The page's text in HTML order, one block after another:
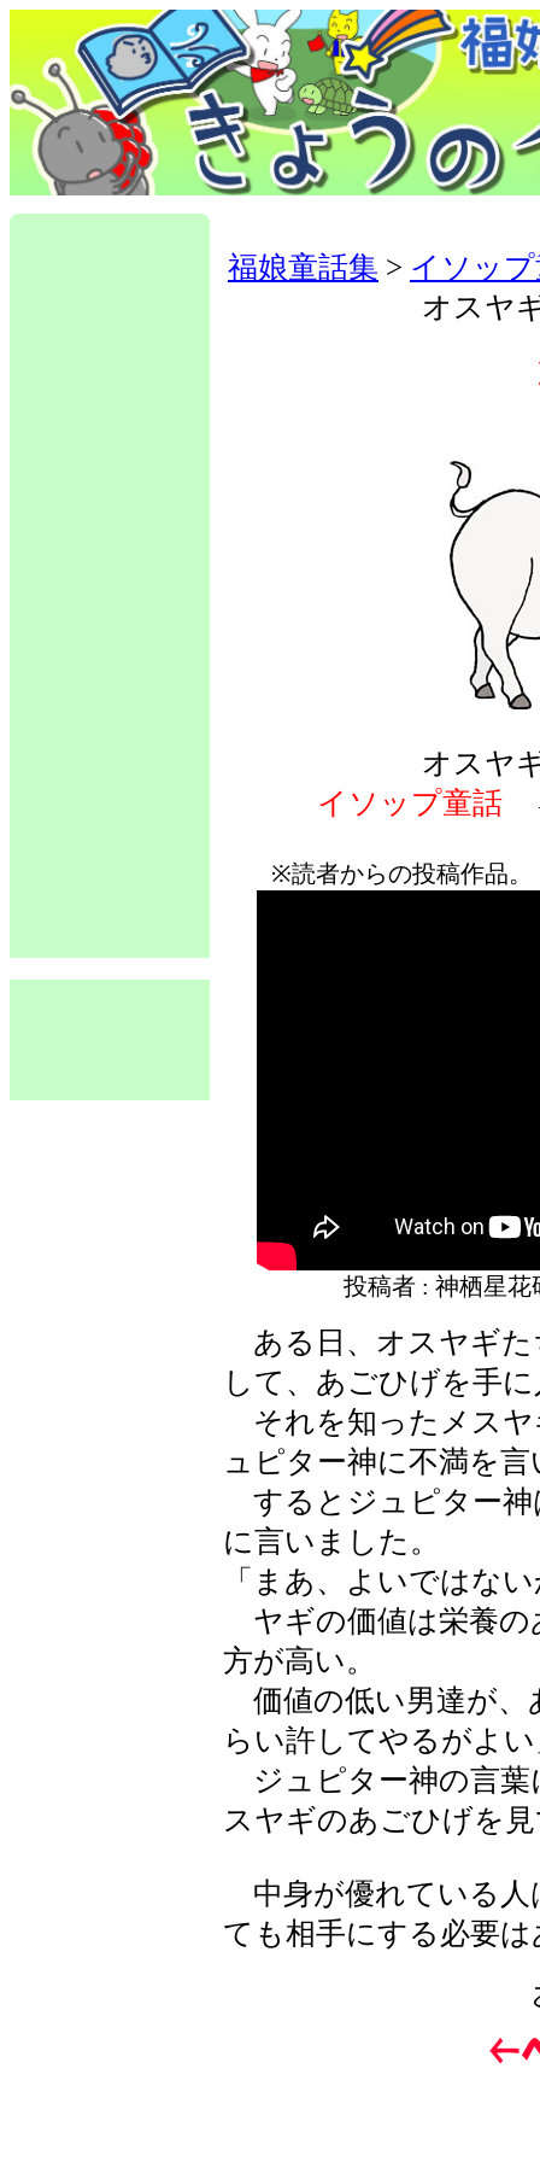
福娘童話集 > イソッ
オスヤ
オスヤ
イソップ童話
※読者からの投稿作品
投稿者 : 神栖星
ある日、オスヤギた
して、あごひげを手
それを知ったメスヤ
ュピター神に不満を
するとジュピター神
に言いました。
「まあ、よいではな
ヤギの価値は栄養の
方が高い。
価値の低い男達が、
らい許してやるがよ
ジュピター神の言葉
スヤギのあごひげを
中身が優れている人
ても相手にする必要